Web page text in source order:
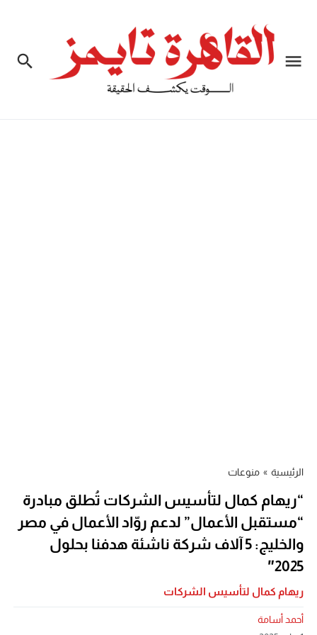
الرئيسية » منوعات
“ريهام كمال لتأسيس الشركات تُطلق مبادرة
“مستقبل الأعمال” لدعم روّاد الأعمال في مصر
والخليج: 5 آلاف شركة ناشئة هدفنا بحلول
2025″
ريهام كمال لتأسيس الشركات
أحمد أسامة